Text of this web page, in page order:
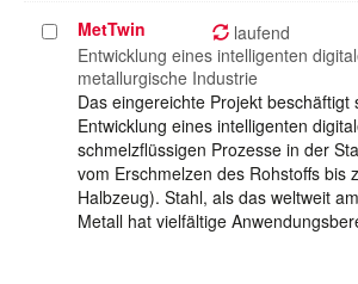
Projekt
auswählen
MetTwin laufend
Entwicklung eines intelligenten
metallurgische Industrie
Das eingereichte Projekt beschäftigt
Entwicklung eines intelligenten
schmelzflüssigen Prozesse in der
vom Erschmelzen des Rohstoffs bis
Halbzeug). Stahl, als das weltweit
Metall hat vielfältige